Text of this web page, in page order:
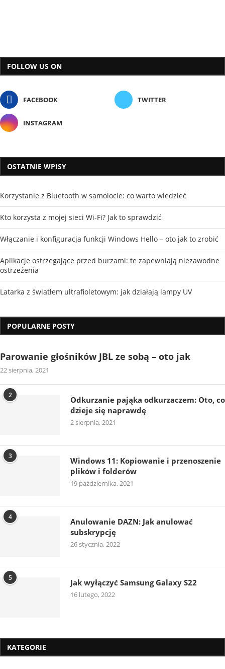
FOLLOW US ON
FACEBOOK TWITTER
INSTAGRAM
OSTATNIE WPISY
Korzystanie z Bluetooth w samolocie: co warto wiedzieć
Kto korzysta z mojej sieci Wi-Fi? Jak to sprawdzić
Włączanie i konfiguracja funkcji Windows Hello – oto jak to zrobić
Aplikacje ostrzegające przed burzami: te zapewniają niezawodne
ostrzeżenia
Latarka z światłem ultrafioletowym: jak działają lampy UV
POPULARNE POSTY
Parowanie głośników JBL ze sobą – oto jak
22 sierpnia, 2021
2
Odkurzanie pająka odkurzaczem: Oto, co
dzieje się naprawdę
2 sierpnia, 2021
3
Windows 11: Kopiowanie i przenoszenie
plików i folderów
19 października, 2021
4
Anulowanie DAZN: Jak anulować
subskrypcję
26 stycznia, 2022
5 Jak wyłączyć Samsung Galaxy S22
16 lutego, 2022
KATEGORIE